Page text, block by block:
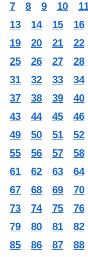
7
8 9 10
13
14 15 16
19
20 21 22
25
26 27 28
31
32 33 34
37
38 39 40
43
44 45 46
49
50 51 52
55
56 57 58
61
62 63 64
67
68 69 70
73
74 75 76
79
80 81 82
85
86 87 88